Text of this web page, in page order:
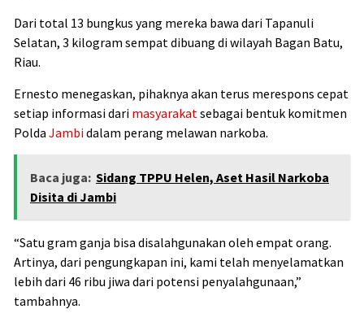
Dari total 13 bungkus yang mereka bawa dari Tapanuli
Selatan, 3 kilogram sempat dibuang di wilayah Bagan Batu,
Riau.
Ernesto menegaskan, pihaknya akan terus merespons cepat
setiap informasi dari masyarakat sebagai bentuk komitmen
Polda Jambidalam perang melawan narkoba.
Baca juga: Sidang TPPU Helen, Aset Hasil Narkoba
Disita di Jambi
“Satu gram ganja bisa disalahgunakan oleh empat orang.
Artinya, dari pengungkapan ini, kami telah menyelamatkan
lebih dari 46 ribu jiwa dari potensi penyalahgunaan,”
tambahnya.